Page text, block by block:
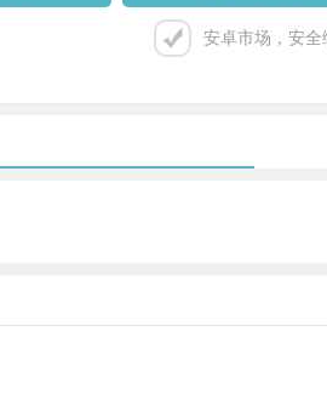
安卓市场，安全